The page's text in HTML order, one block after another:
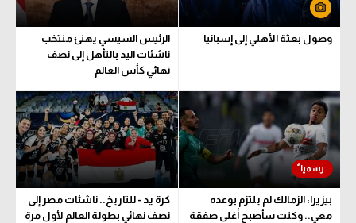
وصول بعثة الأهلي إلى إسبانيا
الرئيس السيسي يهنئ منتخب
ناشئات اليد بالتأهل إلى نصف
نهائي كأس العالم
بيزيرا: الزمالك لم يلتزم بوعده
معي.. وكنت سأصبح أغلى صفقة
كرة يد - للتاريخ.. ناشئات مصر إلى
نصف نهائي بطولة العالم لأول مرة